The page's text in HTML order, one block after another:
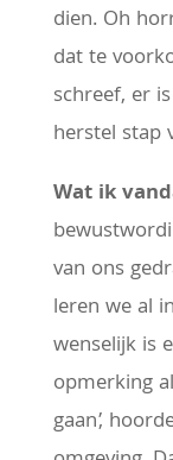
dien. Oh
dat te
schreef, er
herstel stap
Wat ik
van ons
leren we al
wenselijk is
opmerking
gaan’,